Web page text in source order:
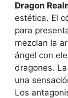
Dragon
estética. El
para
mezclan la
ángel con
dragones.
una
Los